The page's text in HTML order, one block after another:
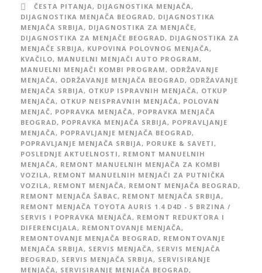
ČESTA PITANJA, DIJAGNOSTIKA MENJAČA,
DIJAGNOSTIKA MENJAČA BEOGRAD, DIJAGNOSTIKA
MENJAČA SRBIJA, DIJAGNOSTIKA ZA MENJAČE,
DIJAGNOSTIKA ZA MENJAČE BEOGRAD, DIJAGNOSTIKA ZA
MENJAČE SRBIJA, KUPOVINA POLOVNOG MENJAČA,
KVAČILO, MANUELNI MENJAČI AUTO PROGRAM,
MANUELNI MENJAČI KOMBI PROGRAM, ODRŽAVANJE
MENJAČA, ODRŽAVANJE MENJAČA BEOGRAD, ODRŽAVANJE
MENJAČA SRBIJA, OTKUP ISPRAVNIH MENJAČA, OTKUP
MENJAČA, OTKUP NEISPRAVNIH MENJAČA, POLOVAN
MENJAČ, POPRAVKA MENJAČA, POPRAVKA MENJAČA
BEOGRAD, POPRAVKA MENJAČA SRBIJA, POPRAVLJANJE
MENJAČA, POPRAVLJANJE MENJAČA BEOGRAD,
POPRAVLJANJE MENJAČA SRBIJA, PORUKE & SAVETI,
POSLEDNJE AKTUELNOSTI, REMONT MANUELNIH
MENJAČA, REMONT MANUELNIH MENJAČA ZA KOMBI
VOZILA, REMONT MANUELNIH MENJAČI ZA PUTNIČKA
VOZILA, REMONT MENJAČA, REMONT MENJAČA BEOGRAD,
REMONT MENJAČA ŠABAC, REMONT MENJAČA SRBIJA,
REMONT MENJAČA TOYOTA AURIS 1.4 D4D - 5 BRZINA /
SERVIS I POPRAVKA MENJAČA, REMONT REDUKTORA I
DIFERENCIJALA, REMONTOVANJE MENJAČA,
REMONTOVANJE MENJAČA BEOGRAD, REMONTOVANJE
MENJAČA SRBIJA, SERVIS MENJAČA, SERVIS MENJAČA
BEOGRAD, SERVIS MENJAČA SRBIJA, SERVISIRANJE
MENJAČA, SERVISIRANJE MENJAČA BEOGRAD,